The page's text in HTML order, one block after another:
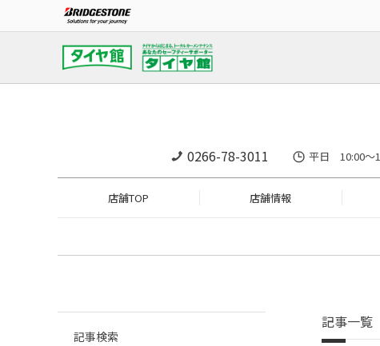
0266-78-3011 平日 10:00〜
店舗TOP 店舗情報
記事一覧
記事検索